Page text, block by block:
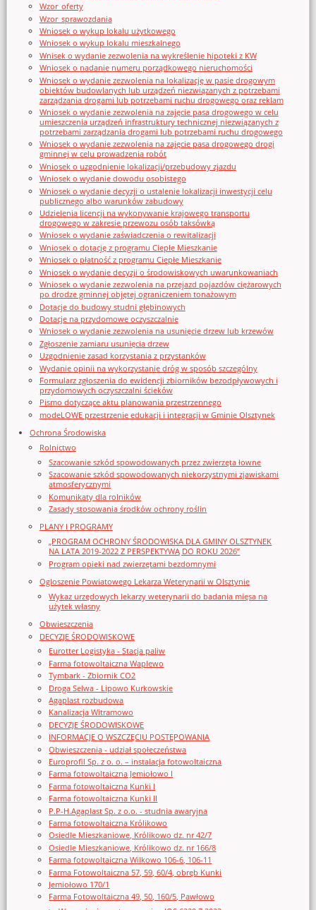
Wzor_oferty
Wzor_sprawozdania
Wniosek o wykup lokalu użytkowego
Wniosek o wykup lokalu mieszkalnego
Wnisek o wydanie zezwolenia na wykreślenie hipoteki z KW
Wniosek o nadanie numeru porządkowego nieruchomości
Wniosek o wydanie zezwolenia na lokalizację w pasie drogowym
obiektów budowlanych lub urządzeń niezwiązanych z potrzebami
zarządzania drogami lub potrzebami ruchu drogowego oraz reklam
Wniosek o wydanie zezwolenia na zajęcie pasa drogowego w celu
umieszczenia urządzeń infrastruktury technicznej niezwiązanych z
potrzebami zarządzania drogami lub potrzebami ruchu drogowego
Wniosek o wydanie zezwolenia na zajęcie pasa drogowego drogi
gminnej w celu prowadzenia robót
Wniosek o uzgodnienie lokalizacji/przebudowy zjazdu
Wniosek o wydanie dowodu osobistego
Wniosek o wydanie decyzji o ustalenie lokalizacji inwestycji celu
publicznego albo warunków zabudowy
Udzielenia licencji na wykonywanie krajowego transportu
drogowego w zakresie przewozu osób taksówką
Wniosek o wydanie zaświadczenia o rewitalizacji
Wniosek o dotację z programu Ciepłe Mieszkanie
Wniosek o płatność z programu Ciepłe Mieszkanie
Wniosek o wydanie decyzji o środowiskowych uwarunkowaniach
Wniosek o wydanie zezwolenia na przejazd pojazdów ciężarowych
po drodze gminnej objętej ograniczeniem tonażowym
Dotacje do budowy studni głębinowych
Dotacje na przydomowe oczyszczalnie
Wniosek o wydanie zezwolenia na usunięcie drzew lub krzewów
Zgłoszenie zamiaru usunięcia drzew
Uzgodnienie zasad korzystania z przystanków
Wydanie opinii na wykorzystanie dróg w sposób szczególny
Formularz zgłoszenia do ewidencji zbiorników bezodpływowych i
przydomowych oczyszczalni ścieków
Pismo dotyczące aktu planowania przestrzennego
modeLOWE przestrzenie edukacji i integracji w Gminie Olsztynek
Ochrona Środowiska
Rolnictwo
Szacowanie szkód spowodowanych przez zwierzęta łowne
Szacowanie szkód spowodowanych niekorzystnymi zjawiskami
atmosferycznymi
Komunikaty dla rolników
Zasady stosowania środków ochrony roślin
PLANY I PROGRAMY
„PROGRAM OCHRONY ŚRODOWISKA DLA GMINY OLSZTYNEK
NA LATA 2019-2022 Z PERSPEKTYWĄ DO ROKU 2026”
Program opieki nad zwierzętami bezdomnymi
Ogloszenie Powiatowego Lekarza Weterynarii w Olsztynie
Wykaz urzędowych lekarzy weterynarii do badania mięsa na
użytek własny
Obwieszczenia
DECYZJE ŚRODOWISKOWE
Eurotter Logistyka - Stacja paliw
Farma fotowoltaiczna Waplewo
Tymbark - Zbiornik CO2
Droga Selwa - Lipowo Kurkowskie
Agaplast rozbudowa
Kanalizacja Witramowo
DECYZJE ŚRODOWISKOWE
INFORMACJE O WSZCZĘCIU POSTĘPOWANIA
Obwieszczenia - udział społeczeństwa
Europrofil Sp. z o. o. – instalacja fotowoltaiczna
Farma fotowoltaiczna Jemiołowo I
Farma fotowoltaiczna Kunki I
Farma fotowoltaiczna Kunki II
P.P-H.Agaplast Sp. z o.o. - studnia awaryjna
Farma fotowoltaiczna Królikowo
Osiedle Mieszkaniowe, Królikowo dz. nr 42/7
Osiedle Mieszkaniowe, Królikowo dz. nr 166/8
Farma fotowoltaiczna Wilkowo 106-6, 106-11
Farma Fotowoltaiczna 57, 59, 60/4, obręb Kunki
Jemiołowo 170/1
Farma Fotowoltaiczna 49, 50, 160/5, Pawłowo